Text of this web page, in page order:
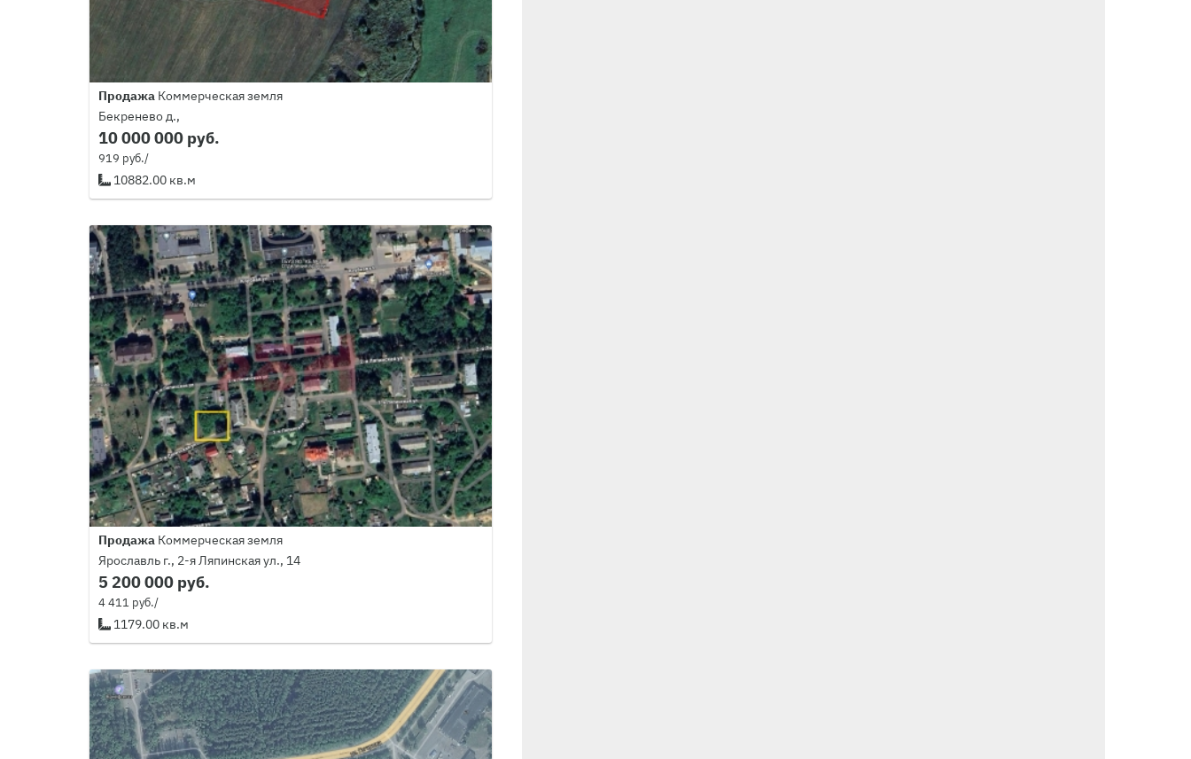
Продажа Коммерческая земля
Бекренево д.,
10 000 000 руб.
919 руб./
10882.00 кв.м
Продажа Коммерческая земля
Ярославль г., 2-я Ляпинская ул., 14
5 200 000 руб.
4 411 руб./
1179.00 кв.м